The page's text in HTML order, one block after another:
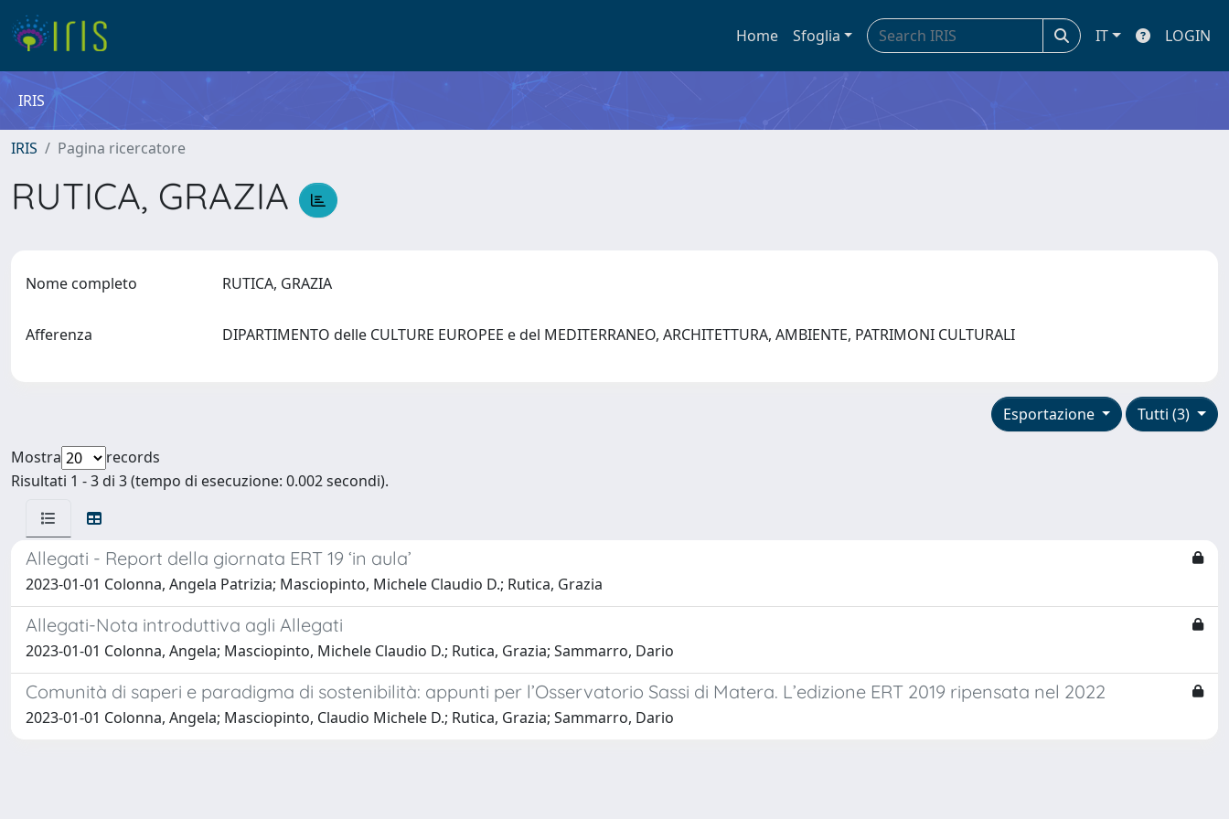
Home Sfoglia IT LOGIN
IRIS
IRIS Pagina ricercatore
RUTICA, GRAZIA
Nome completo RUTICA, GRAZIA
Afferenza DIPARTIMENTO delle CULTURE EUROPEE e del MEDITERRANEO, ARCHITETTURA, AMBIENTE, PATRIMONI CULTURALI
Tutti (3)
Esportazione
Mostra
records
Risultati 1 - 3 di 3 (tempo di esecuzione: 0.002 secondi).
Allegati - Report della giornata ERT 19 ‘in aula’
2023-01-01 Colonna, Angela Patrizia; Masciopinto, Michele Claudio D.; Rutica, Grazia
Allegati-Nota introduttiva agli Allegati
2023-01-01 Colonna, Angela; Masciopinto, Michele Claudio D.; Rutica, Grazia; Sammarro, Dario
Comunità di saperi e paradigma di sostenibilità: appunti per l’Osservatorio Sassi di Matera. L’edizione ERT 2019 ripensata nel 2022
2023-01-01 Colonna, Angela; Masciopinto, Claudio Michele D.; Rutica, Grazia; Sammarro, Dario